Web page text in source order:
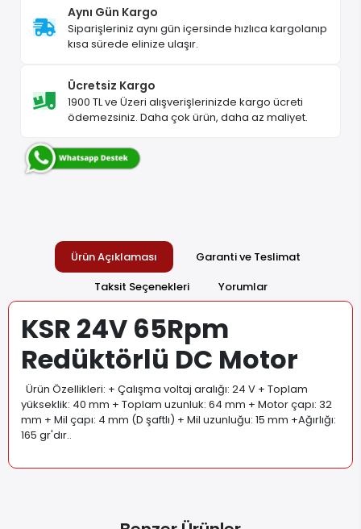
Aynı Gün Kargo
Siparişleriniz aynı gün içersinde hızlıca kargolanıp
kısa sürede elinize ulaşır.
Ücretsiz Kargo
1900 TL ve Üzeri alışverişlerinizde kargo ücreti
ödemezsiniz. Daha çok ürün, daha az maliyet.
Ürün Açıklaması
Garanti ve Teslimat
Taksit Seçenekleri
Yorumlar
KSR 24V 65Rpm
Redüktörlü DC Motor
Ürün Özellikleri: + Çalışma voltaj aralığı: 24 V + Toplam
yükseklik: 40 mm + Toplam uzunluk: 64 mm + Motor çapı: 32
mm + Mil çapı: 4 mm (D şaftlı) + Mil uzunluğu: 15 mm +Ağırlığı:
165 gr'dır..